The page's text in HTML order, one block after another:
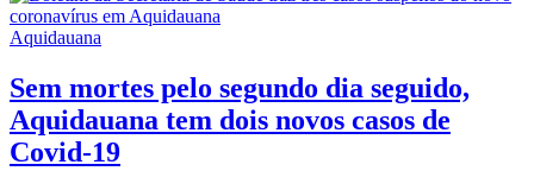
Aquidauana
Sem mortes pelo segundo dia seguido,
Aquidauana tem dois novos casos de
Covid-19